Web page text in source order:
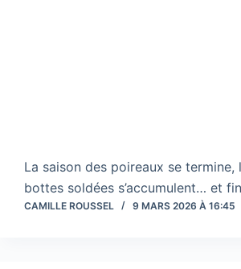
La saison des poireaux se termine,
bottes soldées s’accumulent… et
CAMILLE ROUSSEL 9 MARS 2026 À 16:45